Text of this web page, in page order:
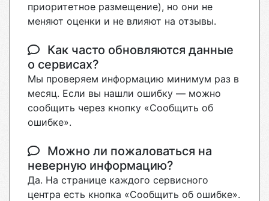
приоритетное размещение), но они не
меняют оценки и не влияют на отзывы.
Как часто обновляются данные
о сервисах?
Мы проверяем информацию минимум раз в
месяц. Если вы нашли ошибку — можно
сообщить через кнопку «Сообщить об
ошибке».
Можно ли пожаловаться на
неверную информацию?
Да. На странице каждого сервисного
центра есть кнопка «Сообщить об ошибке».